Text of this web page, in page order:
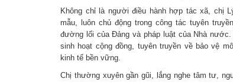
Không chỉ là người điều hành hợp tác xã, chị
mẫu, luôn chủ động trong công tác tuyên
đường lối của Đảng và pháp luật của Nhà
sinh hoạt cộng đồng, tuyên truyền về bảo vệ
kinh tế bền vững.
Chị thường xuyên gần gũi, lắng nghe tâm tư,